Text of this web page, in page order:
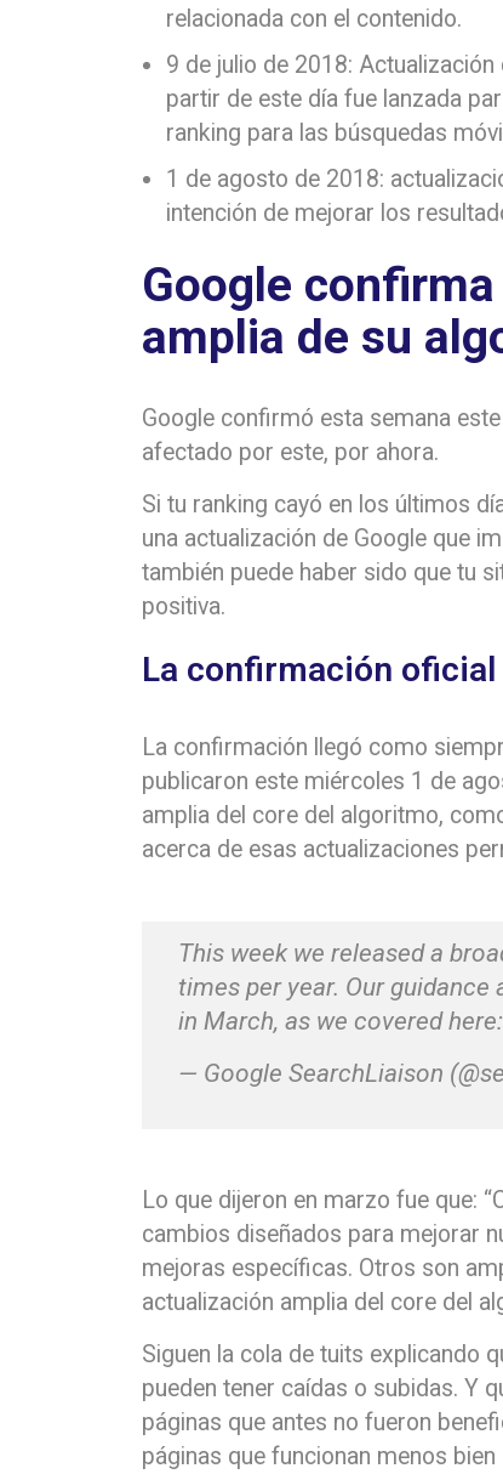
relacionada con el contenido.
9 de julio de 2018:
partir de este día fue lanzada
ranking para las búsquedas
1 de agosto de 2018:
intención de mejorar los
Google
amplia de su
Google confirmó esta semana
afectado por este, por ahora.
Si tu ranking cayó en los últimos
una actualización de Google que
también puede haber sido que tu
positiva.
La confirmación oficial
La confirmación llegó como
publicaron este miércoles 1 de
amplia del core del algoritmo,
acerca de esas actualizaciones
This week we released a
times per year. Our
in March, as we covered here:
— Google SearchLiaison
Lo que dijeron en marzo fue que:
cambios diseñados para mejorar
mejoras específicas. Otros son
actualización amplia del core del
Siguen la cola de tuits explicando
pueden tener caídas o subidas. Y
páginas que antes no fueron
páginas que funcionan menos